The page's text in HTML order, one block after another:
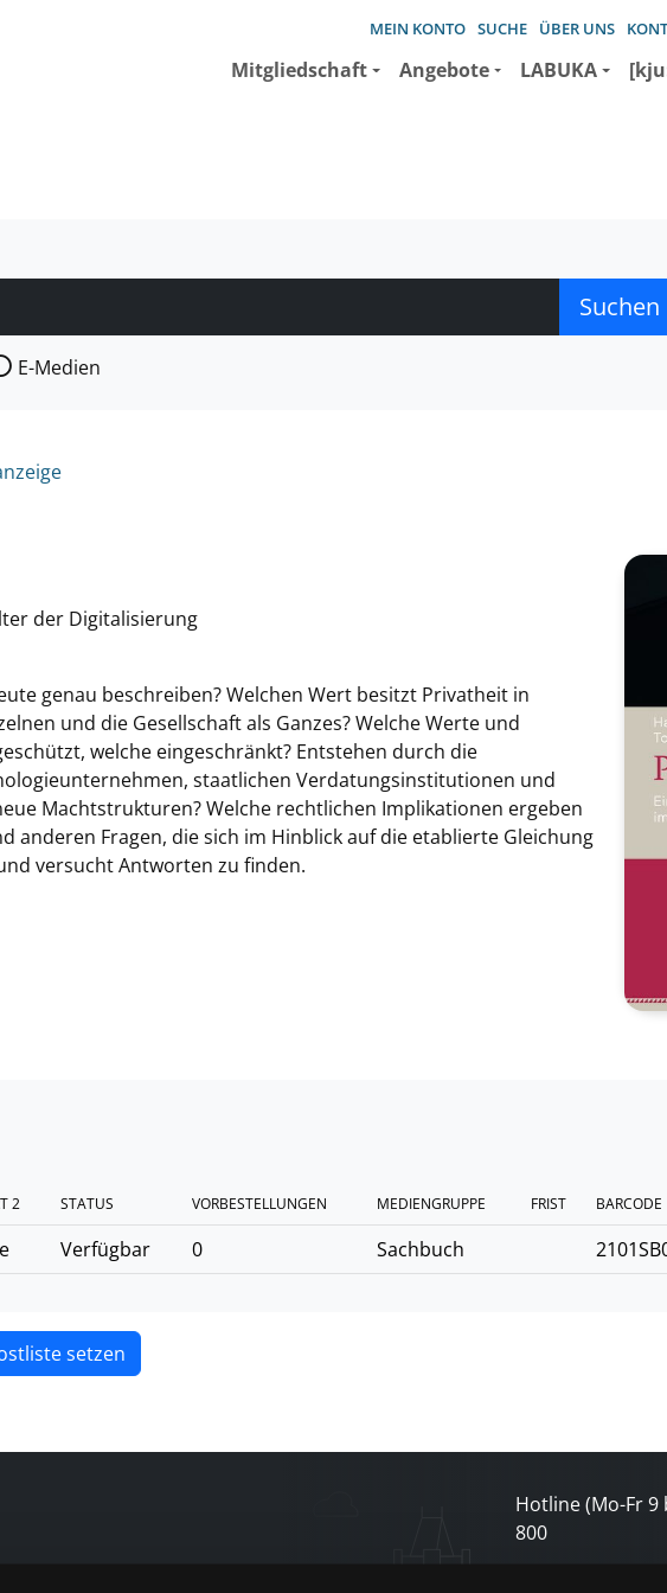
MEIN KONTO SUCHE ÜBER UNS
Mitgliedschaft Angebote LABUKA
suchen wollen.
E-Medien
der Digitalisierung
genau beschreiben? Welchen Wert besitzt Privatheit in
und die Gesellschaft als Ganzes? Welche Werte und
welche eingeschränkt? Entstehen durch die
staatlichen Verdatungsinstitutionen und
Machtstrukturen? Welche rechtlichen Implikationen ergeben
anderen Fragen, die sich im Hinblick auf die etablierte Gleichung
versucht Antworten zu finden.
2 STATUS VORBESTELLUNGEN MEDIENGRUPPE FRIST BARCODE
Verfügbar 0 Sachbuch
setzen
Hotline (Mo-Fr 9
800